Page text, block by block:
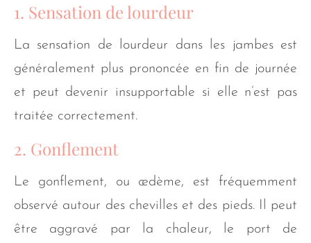
1. Sensation de lourdeur
La sensation de lourdeur dans les jambes est
généralement plus prononcée en fin de journée
et peut devenir insupportable si elle n’est pas
traitée correctement.
2. Gonflement
Le gonflement, ou œdème, est fréquemment
observé autour des chevilles et des pieds. Il peut
être aggravé par la chaleur, le port de